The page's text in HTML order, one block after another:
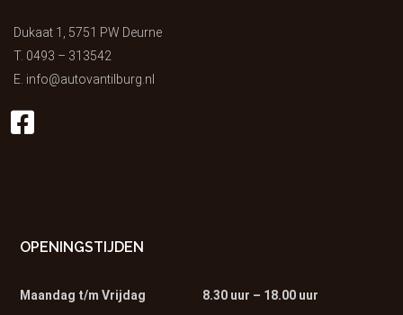
Dukaat 1, 5751 PW Deurne
T. 0493 – 313542
E. info@autovantilburg.nl
OPENINGSTIJDEN
Maandag t/m Vrijdag 8.30 uur – 18.00 uur